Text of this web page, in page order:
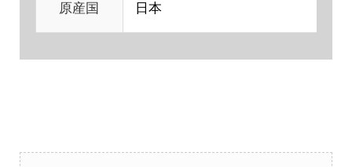
原産国 日本